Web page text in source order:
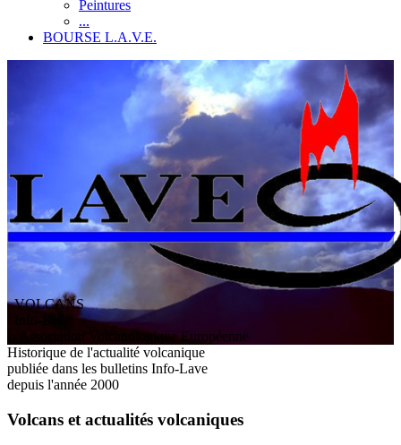
Peintures
...
BOURSE L.A.V.E.
VOLCANS
ssociation V olcanologiqueEuropéenne
Historique de l'actualité volcanique
publiée dans les bulletins Info-Lave
depuis l'année 2000
Volcans et actualités volcaniques